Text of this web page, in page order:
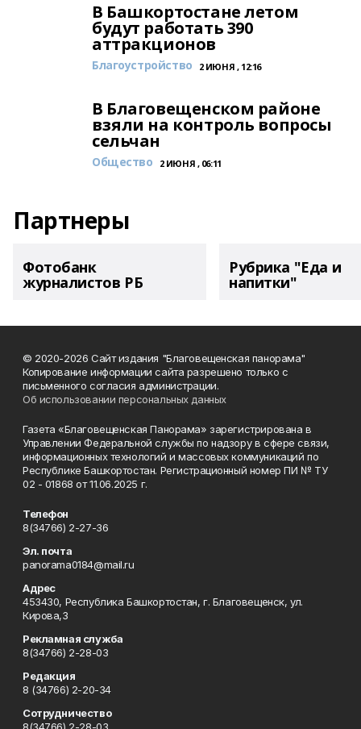
В Башкортостане летом
будут работать 390
аттракционов
Благоустройство 2 ИЮНЯ , 12:16
В Благовещенском районе
взяли на контроль вопросы
сельчан
Общество 2 ИЮНЯ , 06:11
Партнеры
Фотобанк
журналистов РБ
Рубрика "Еда и
напитки"
© 2020-2026 Сайт издания "Благовещенская панорама"
Копирование информации сайта разрешено только с
письменного согласия администрации.
Об использовании персональных данных
Газета «Благовещенская Панорама» зарегистрирована в
Управлении Федеральной службы по надзору в сфере связи,
информационных технологий и массовых коммуникаций по
Республике Башкортостан. Регистрационный номер ПИ № ТУ
02 - 01868 от 11.06.2025 г.
Телефон
8(34766) 2-27-36
Эл. почта
panorama0184@mail.ru
Адрес
453430, Республика Башкортостан, г. Благовещенск, ул.
Кирова,3
Рекламная служба
8(34766) 2-28-03
Редакция
8 (34766) 2-20-34
Сотрудничество